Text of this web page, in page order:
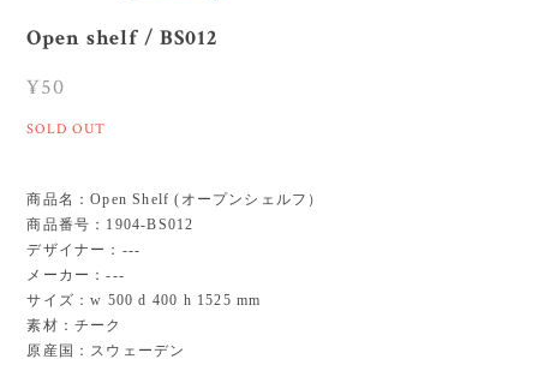
Open shelf / BS012
¥50
SOLD OUT
商品名：Open Shelf (オープンシェルフ）
商品番号：1904-BS012
デザイナー：---
メーカー：---
サイズ：w 500 d 400 h 1525 mm
素材：チーク
原産国：スウェーデン